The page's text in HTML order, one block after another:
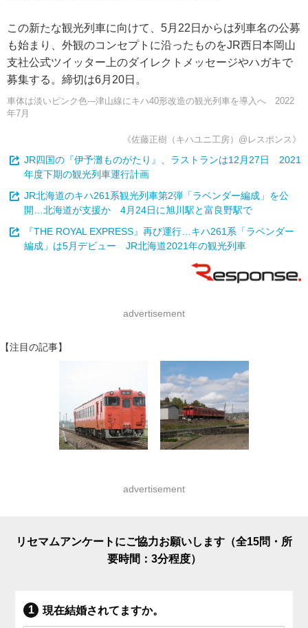
この新たな観光列車に向けて、5月22日からは列車名の公募
も始まり、外観のコンセプトに沿ったものをJR西日本岡山
支社公式ツイッター上のダイレクトメッセージやハガキで
募集する。締切は6月20日。
車体は淡いピンク色---津山線にキハ40形改造の観光列車を導入へ 2022
年7月
《佐藤正樹（キハユニ工房）@レスポンス》
JR四国の『伊予灘ものがたり』、ラストランは12月27日 2021
年度下期の観光列車運行計画
JR北海道のキハ261系観光列車第2弾「ラベンダー編成」を公
開…北海道が支援か 4月24日に旭川駅と富良野駅で
『THE ROYAL EXPRESS』再び運行…キハ261系「ラベンダー
編成」は5月デビュー JR北海道2021年の観光列車
advertisement
【注目の記事】
advertisement
リセマムアンケートにご協力お願いします（全15問・所
要時間：3分程度）
現在結婚されてますか。